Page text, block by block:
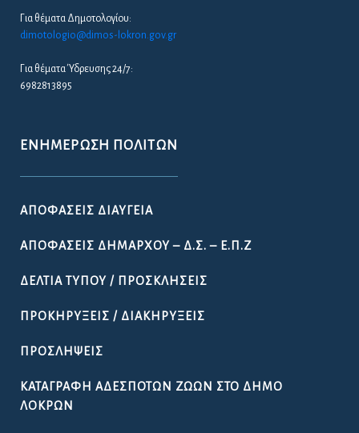
Για θέματα Δημοτολογίου:
dimotologio@dimos-lokron.gov.gr
Για θέματα Ύδρευσης 24/7:
6982813895
ΕΝΗΜΈΡΩΣΗ ΠΟΛΙΤΏΝ
ΑΠΟΦΆΣΕΙΣ ΔΙΑΎΓΕΙΑ
ΑΠΟΦΆΣΕΙΣ ΔΗΜΆΡΧΟΥ – Δ.Σ. – Ε.Π.Ζ
ΔΕΛΤΊΑ ΤΎΠΟΥ / ΠΡΟΣΚΛΉΣΕΙΣ
ΠΡΟΚΗΡΎΞΕΙΣ / ΔΙΑΚΗΡΎΞΕΙΣ
ΠΡΟΣΛΉΨΕΙΣ
ΚΑΤΑΓΡΑΦΉ ΑΔΈΣΠΟΤΩΝ ΖΏΩΝ ΣΤΟ ΔΉΜΟ
ΛΟΚΡΏΝ